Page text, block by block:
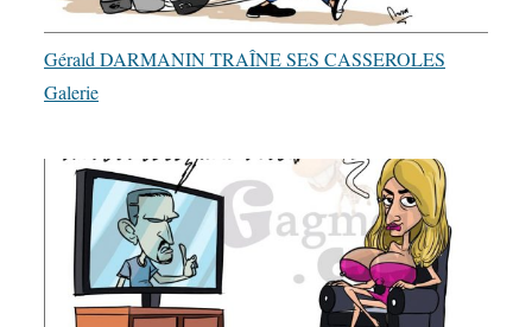
Gérald DARMANIN TRAÎNE SES CASSEROLES
Galerie